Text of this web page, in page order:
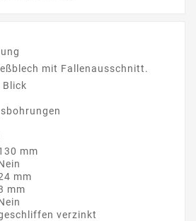
mit Fallenausschnitt.
Blick
mm
mm
mm
verzinkt